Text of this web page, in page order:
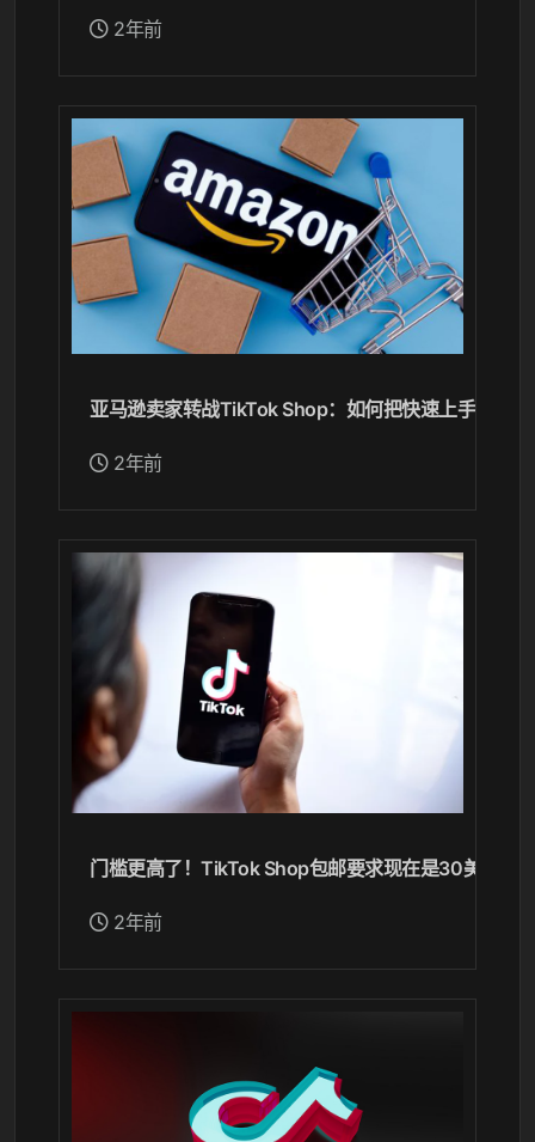
2年前
亚马逊卖家转战TikTok Shop：如何把快速上手。
2年前
门槛更高了！TikTok Shop包邮要求现在是30美元！
2年前